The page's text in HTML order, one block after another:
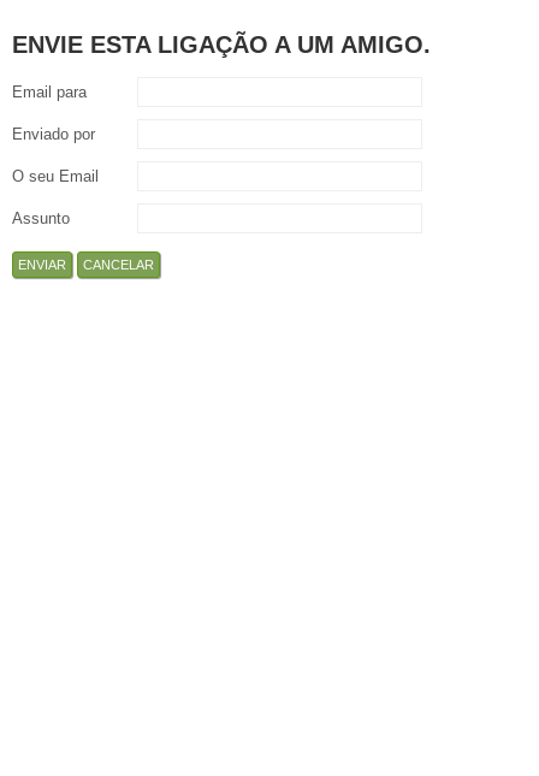
ENVIE ESTA LIGAÇÃO A UM AMIGO.
Email para
Enviado por
O seu Email
Assunto
ENVIAR CANCELAR